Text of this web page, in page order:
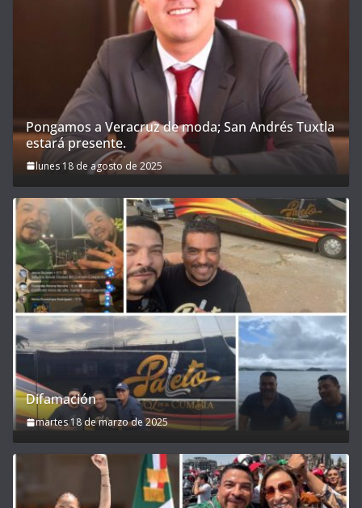
Pongamos a Veracruz de moda; San Andrés Tuxtla
estará presente.
lunes 18 de agosto de 2025
Difamación
martes 18 de marzo de 2025